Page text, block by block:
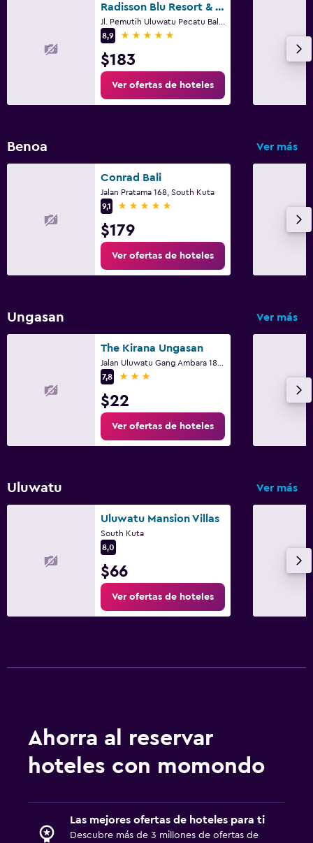
Radisson Blu Resort & Villas, Bali Uluwatu
8,9
5 estrellas
$183
Ver ofertas de hoteles
Benoa Ver más
Conrad Bali
Jalan Pratama 168, South Kuta
9,1
5 estrellas
$179
Ver ofertas de hoteles
Ungasan Ver más
The Kirana Ungasan
7,8
3 estrellas
$22
Ver ofertas de hoteles
Uluwatu Ver más
Uluwatu Mansion Villas
South Kuta
8,0
$66
Ver ofertas de hoteles
Ahorra al reservar
hoteles con momondo
Las mejores ofertas de hoteles para ti
Descubre más de 3 millones de ofertas de